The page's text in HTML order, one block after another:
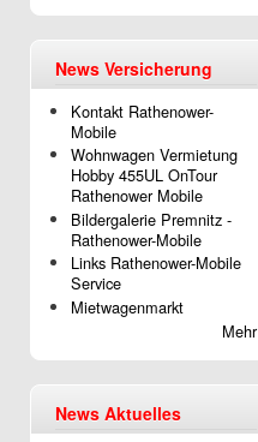
News Versicherung
Kontakt Rathenower-
Mobile
Wohnwagen Vermietung
Hobby 455UL OnTour
Rathenower Mobile
Bildergalerie Premnitz -
Rathenower-Mobile
Links Rathenower-Mobile
Service
Mietwagenmarkt
Mehr
News Aktuelles